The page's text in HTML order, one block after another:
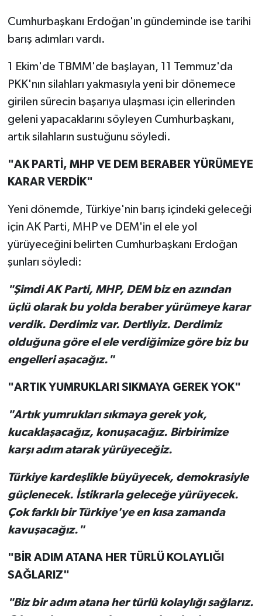
Cumhurbaşkanı Erdoğan'ın gündeminde ise tarihi
barış adımları vardı.
1 Ekim'de TBMM'de başlayan, 11 Temmuz'da
PKK'nın silahları yakmasıyla yeni bir dönemece
girilen sürecin başarıya ulaşması için ellerinden
geleni yapacaklarını söyleyen Cumhurbaşkanı,
artık silahların sustuğunu söyledi.
"AK PARTİ, MHP VE DEM BERABER YÜRÜMEYE
KARAR VERDİK"
Yeni dönemde, Türkiye'nin barış içindeki geleceği
için AK Parti, MHP ve DEM'in el ele yol
yürüyeceğini belirten Cumhurbaşkanı Erdoğan
şunları söyledi:
"Şimdi AK Parti, MHP, DEM biz en azından
üçlü olarak bu yolda beraber yürümeye karar
verdik. Derdimiz var. Dertliyiz. Derdimiz
olduğuna göre el ele verdiğimize göre biz bu
engelleri aşacağız."
"ARTIK YUMRUKLARI SIKMAYA GEREK YOK"
"Artık yumrukları sıkmaya gerek yok,
kucaklaşacağız, konuşacağız. Birbirimize
karşı adım atarak yürüyeceğiz.
Türkiye kardeşlikle büyüyecek, demokrasiyle
güçlenecek. İstikrarla geleceğe yürüyecek.
Çok farklı bir Türkiye'ye en kısa zamanda
kavuşacağız."
"BİR ADIM ATANA HER TÜRLÜ KOLAYLIĞI
SAĞLARIZ"
"Biz bir adım atana her türlü kolaylığı sağlarız.